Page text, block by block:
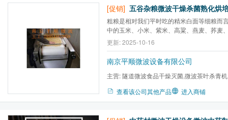
[促销] 五谷杂粮微波干燥杀菌熟化烘
粗粮是相对我们平时吃的精米白面等细粮而
中的玉米、小米、紫米、高粱、燕麦、荞麦
类，如黄豆、青豆、赤豆、绿豆等。 粗粮含有丰富的不可溶性纤
维素，有利于保障消化系统正常运转。它与
作，可降低血液中低密度胆固醇和甘油三酯
更新: 2025-10-16
南京平顺微波设备有限公司
主营:隧道微波食品干燥灭菌,微波茶叶杀青
查看该公司其他产品 进入商铺